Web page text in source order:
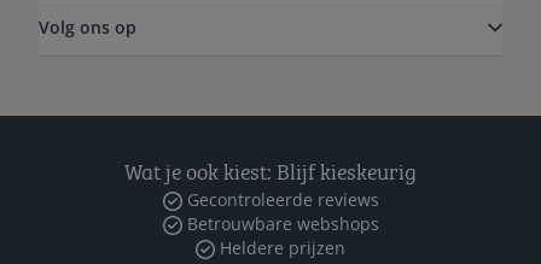
Volg ons op
Wat je ook kiest: Blijf kieskeurig
Gecontroleerde reviews
Betrouwbare webshops
Heldere prijzen